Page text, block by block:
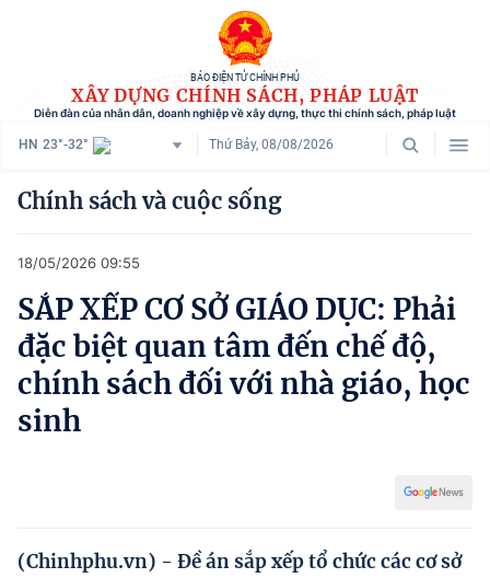
BÁO ĐIỆN TỬ CHÍNH PHỦ
XÂY DỰNG CHÍNH SÁCH, PHÁP LUẬT
Diễn đàn của nhân dân, doanh nghiệp về xây dựng, thực thi chính sách, pháp luật
HN 23°-32° Thứ Bảy, 08/08/2026
Danh mục
Tham vấn chính sách
Người dân góp ý
Doanh nghiệp hiến kế
Phát triển kinh tế tư nhân và doanh nghiệp dân tộc
Chính sách và cuộc sống
18/05/2026 09:55
SẮP XẾP CƠ SỞ GIÁO DỤC: Phải
đặc biệt quan tâm đến chế độ,
chính sách đối với nhà giáo, học
sinh
(Chinhphu.vn) - Đề án sắp xếp tổ chức các cơ sở